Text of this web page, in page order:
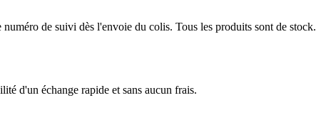
de suivi dès l'envoie du colis. Tous les produits sont de stock.
d'un échange rapide et sans aucun frais.